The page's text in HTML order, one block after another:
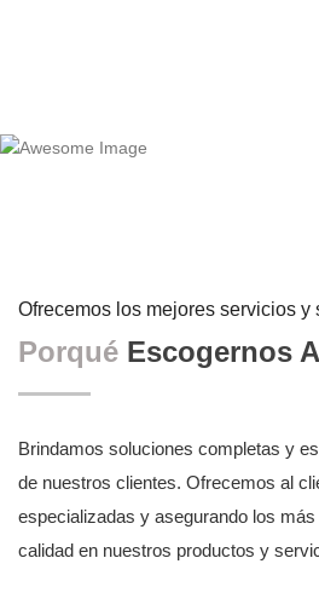
Ofrecemos los mejores servicios y
Porqué Escogernos
Brindamos soluciones completas y
de nuestros clientes. Ofrecemos al
especializadas y asegurando los
calidad en nuestros productos y